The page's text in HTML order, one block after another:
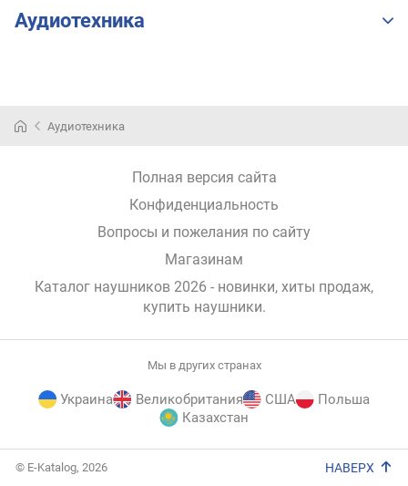
Аудиотехника
Аудиотехника
Полная версия сайта
Конфиденциальность
Вопросы и пожелания по сайту
Магазинам
Каталог наушников 2026 - новинки, хиты продаж,
купить наушники.
Мы в других странах
Украина Великобритания США
Польша
Казахстан
© E-Katalog, 2026 НАВЕРХ